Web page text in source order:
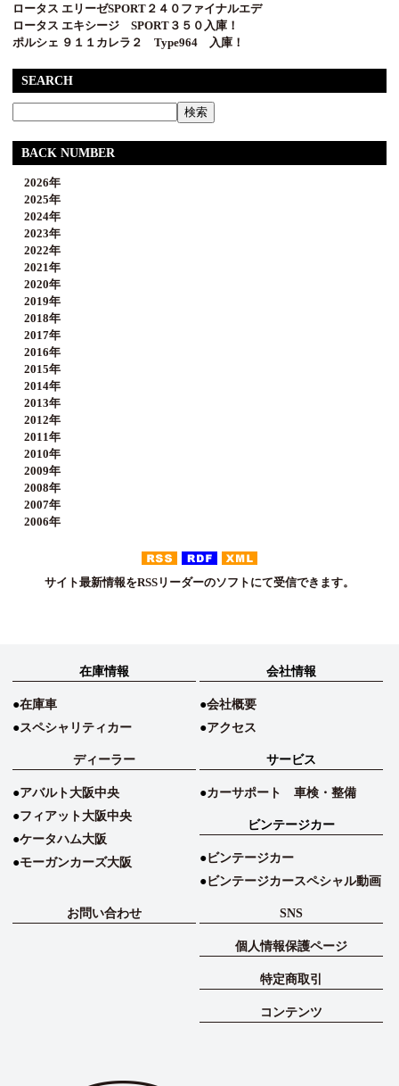
ロータス エリーゼSPORT２４０ファイナルエデ
ロータス エキシージ SPORT３５０入庫！
ポルシェ ９１１カレラ２ Type964 入庫！
SEARCH
BACK NUMBER
2026年
2025年
2024年
2023年
2022年
2021年
2020年
2019年
2018年
2017年
2016年
2015年
2014年
2013年
2012年
2011年
2010年
2009年
2008年
2007年
2006年
サイト最新情報をRSSリーダーのソフトにて受信できます。
在庫情報
在庫車
スペシャリティカー
会社情報
会社概要
アクセス
ディーラー
アバルト大阪中央
フィアット大阪中央
ケータハム大阪
モーガンカーズ大阪
サービス
カーサポート 車検・整備
ビンテージカー
ビンテージカー
ビンテージカースペシャル動画
お問い合わせ SNS
個人情報保護ページ
特定商取引
コンテンツ